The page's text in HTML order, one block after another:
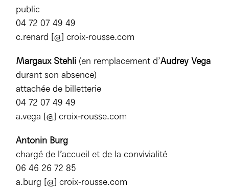
public
04 72 07 49 49
c.renard [@] croix-rousse.com
Margaux Stehli (en remplacement d’Audrey Vega
durant son absence)
attachée de billetterie
04 72 07 49 49
a.vega [@] croix-rousse.com
Antonin Burg
chargé de l’accueil et de la convivialité
06 46 26 72 85
a.burg [@] croix-rousse.com